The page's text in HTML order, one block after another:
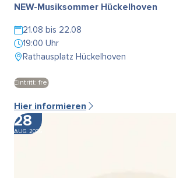
NEW-Musiksommer Hückelhoven
21.08 bis 22.08
19:00 Uhr
Rathausplatz Hückelhoven
Eintritt: frei
Hier informieren
28
AUG. 2026